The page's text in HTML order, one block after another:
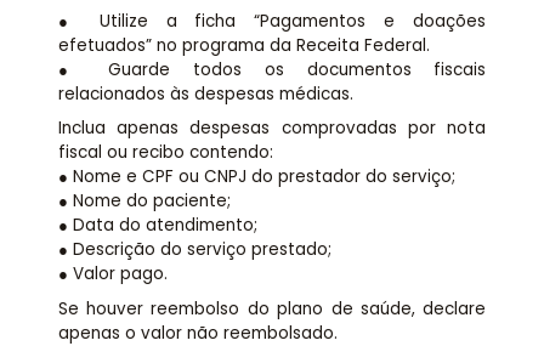
● Utilize a ficha “Pagamentos e doações
efetuados” no programa da Receita Federal.
● Guarde todos os documentos fiscais
relacionados às despesas médicas.
Inclua apenas despesas comprovadas por nota
fiscal ou recibo contendo:
● Nome e CPF ou CNPJ do prestador do serviço;
● Nome do paciente;
● Data do atendimento;
● Descrição do serviço prestado;
● Valor pago.
Se houver reembolso do plano de saúde, declare
apenas o valor não reembolsado.